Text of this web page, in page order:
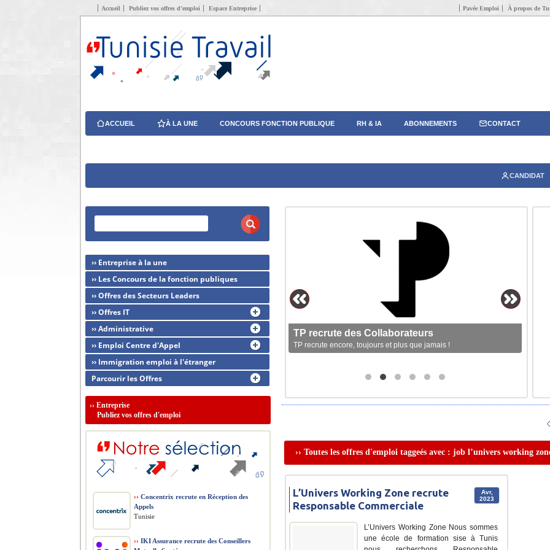
Accueil Publiez vos offres d’emploi Espace Entreprise Pavée Emploi À propos de
ACCUEIL À LA UNE CONCOURS FONCTION PUBLIQUE RH & IA ABONNEMENTS CONTACT
CANDIDAT
TP recrute des Collaborateurs
TP recrute encore, toujours et plus que jamais !
›› Toutes les offres d'emploi taggeés avec : job l’univers working
Avr,
2023
L’Univers Working Zone recrute
Responsable Commerciale
L’Univers Working Zone Nous sommes
une école de formation sise à Tunis
›› Entreprise à la une
›› Les Concours de la fonction publiques
›› Offres des Secteurs Leaders
›› Offres IT
›› Administrative
›› Emploi Centre d'Appel
›› Immigration emploi à l'étranger
Parcourir les Offres
›› Entreprise
Publiez vos offres d'emploi
›› Concentrix recrute en Réception des
Appels
Tunisie
›› IKI Assurance recrute des Conseillers